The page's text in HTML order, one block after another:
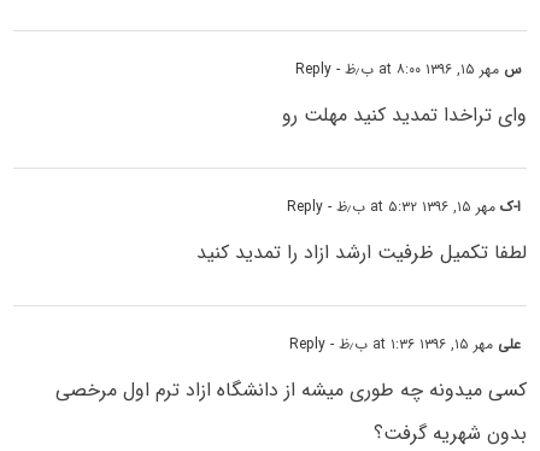
س مهر ۱۵, ۱۳۹۶ at ۸:۰۰ ب٫ظ - Reply
وای تراخدا تمدید کنید مهلت رو
ا-کمهر ۱۵, ۱۳۹۶ at ۵:۳۲ ب٫ظ - Reply
لطفا تکمیل ظرفیت ارشد ازاد را تمدید کنید
علی مهر ۱۵, ۱۳۹۶ at ۱:۳۶ ب٫ظ - Reply
کسی میدونه چه طوری میشه از دانشگاه ازاد ترم اول مرخصی
بدون شهریه گرفت؟